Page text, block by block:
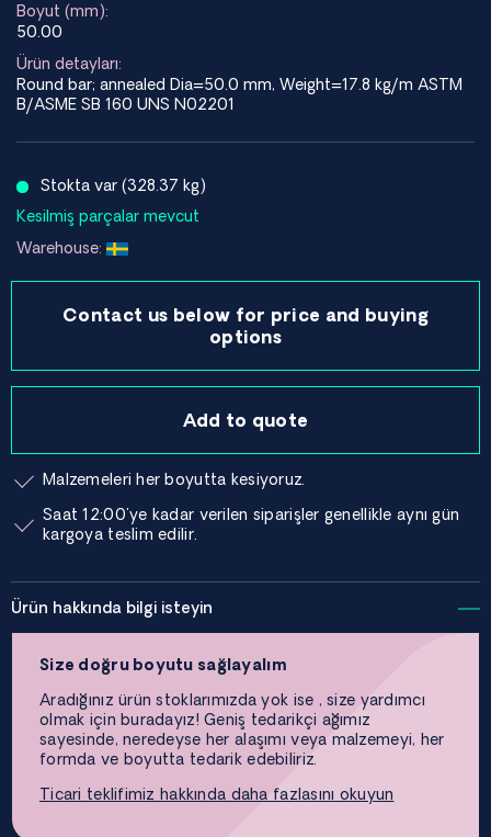
Boyut (mm):
50.00
Ürün detayları:
Round bar; annealed Dia=50.0 mm, Weight=17.8 kg/m ASTM
B/ASME SB 160 UNS N02201
Stokta var (328.37 kg)
Kesilmiş parçalar mevcut
Warehouse:
Contact us below for price and buying
options
Add to quote
Malzemeleri her boyutta kesiyoruz.
Saat 12:00'ye kadar verilen siparişler genellikle aynı gün
kargoya teslim edilir.
Ürün hakkında bilgi isteyin
Size doğru boyutu sağlayalım
Aradığınız ürün stoklarımızda yok ise , size yardımcı
olmak için buradayız! Geniş tedarikçi ağımız
sayesinde, neredeyse her alaşımı veya malzemeyi, her
formda ve boyutta tedarik edebiliriz.
Ticari teklifimiz hakkında daha fazlasını okuyun